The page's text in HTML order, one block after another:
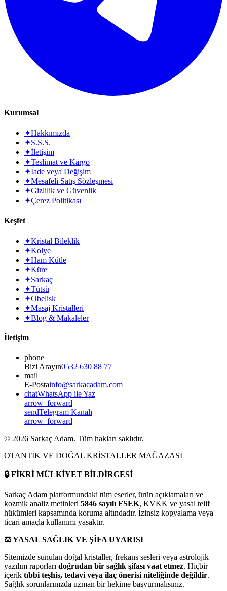
Kurumsal
✦Hakkımızda
✦S.S.S.
✦İletişim
✦Teslimat ve Kargo
✦İade veya Değişim
✦Mesafeli Satış Sözleşmesi
✦Gizlilik ve Güvenlik
✦Çerez Politikası
Keşfet
✦Kristal Bileklik
✦Kolye
✦Ham Kütle
✦Küre
✦Sarkaç
✦Tütsü
✦Obelisk
✦Masaj Kristalleri
✦Blog & Makaleler
İletişim
phone
Bizi Arayın0532 630 88 77
mail
E-Postainfo@sarkacadam.com
chatWhatsApp ile Yaz
arrow_forward
sendTelegram Kanalı
arrow_forward
© 2026 Sarkaç Adam. Tüm hakları saklıdır.
OTANTİK VE DOĞAL KRİSTALLER MAĞAZASI
🔒FİKRİ MÜLKİYET BİLDİRGESİ
Sarkaç Adam platformundaki tüm eserler, ürün açıklamaları ve
kozmik analiz metinleri 5846 sayılı FSEK, KVKK ve yasal telif
hükümleri kapsamında koruma altındadır. İzinsiz kopyalama veya
ticari amaçla kullanımı yasaktır.
⚖️YASAL SAĞLIK VE ŞİFA UYARISI
Sitemizde sunulan doğal kristaller, frekans sesleri veya astrolojik
yazılım raporları doğrudan bir sağlık şifası vaat etmez. Hiçbir
içerik tıbbi teşhis, tedavi veya ilaç önerisi niteliğinde değildir.
Sağlık sorunlarınızda uzman bir hekime başvurmalısınız.